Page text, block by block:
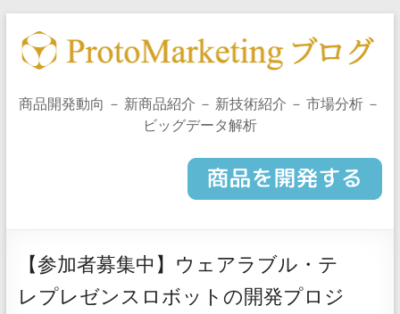
商品開発動向 － 新商品紹介 － 新技術紹介 － 市場分析 －
ビッグデータ解析
【参加者募集中】ウェアラブル・テ
レプレゼンスロボットの開発プロジ